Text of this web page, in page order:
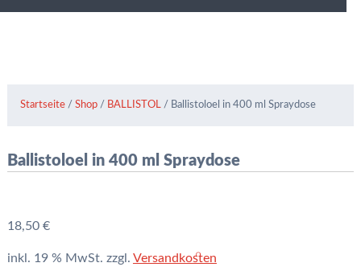
Startseite /Shop / BALLISTOL / Ballistoloel in 400 ml Spraydose
Ballistoloel in 400 ml Spraydose
18,50 €
inkl. 19 % MwSt. zzgl. Versandkosten